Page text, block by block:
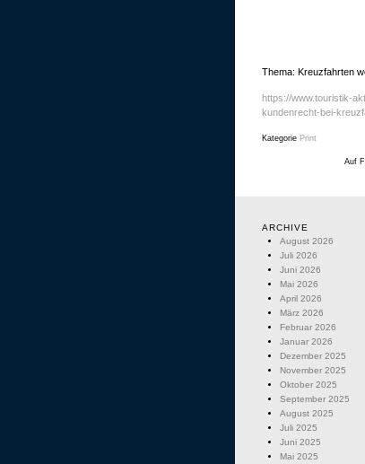
Thema: Kreuzfahrten
https://www.touristik-
kundenrecht-bei-
Kategorie Print
Auf
ARCHIVE
August 2026
Juli 2026
Juni 2026
Mai 2026
April 2026
März 2026
Februar 2026
Januar 2026
Dezember 2025
November 2025
Oktober 2025
September 2025
August 2025
Juli 2025
Juni 2025
Mai 2025